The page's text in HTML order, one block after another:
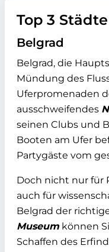
Top 3
Belgrad
Belgrad, die
Mündung des
Uferpromenaden
ausschweifendes
seinen Clubs und
Booten am Ufer
Partygäste vom
Doch nicht nur für
auch für
Belgrad der
Museum können
Schaffen des